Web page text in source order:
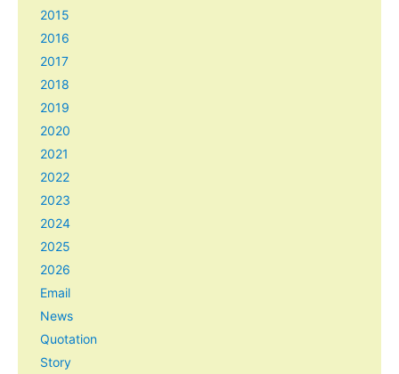
2015
2016
2017
2018
2019
2020
2021
2022
2023
2024
2025
2026
Email
News
Quotation
Story